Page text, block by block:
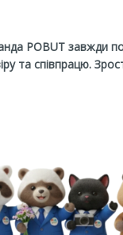
POBUT завжди
та співпрацю.